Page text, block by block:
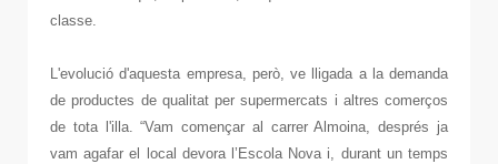
classe.
L'evolució d'aquesta empresa, però, ve lligada a la demanda
de productes de qualitat per supermercats i altres comerços
de tota l'illa. “Vam començar al carrer Almoina, després ja
vam agafar el local devora l’Escola Nova i, durant un temps